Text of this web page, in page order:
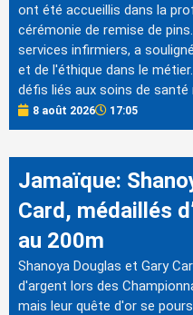
ont été accueillis dans la
cérémonie de remise de
services infirmiers, a
et de l'éthique dans le
défis liés aux soins de santé
8 août 2026 17:05
Jamaïque:
Card, médaillés
au 200m
Shanoya Douglas et Gary
d'argent lors des
mais leur quête d'or se